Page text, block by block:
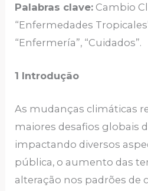
Palabras clave: Cambio
“Enfermedades
“Enfermería”, “Cuidados”.
1 Introdução
As mudanças climáticas
maiores desafios globais
impactando diversos
pública, o aumento das
alteração nos padrões de